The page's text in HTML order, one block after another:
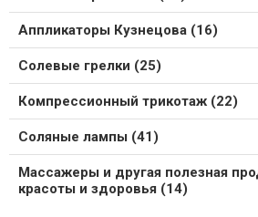
Аппликаторы Кузнецова (16)
Солевые грелки (25)
Компрессионный трикотаж (22)
Соляные лампы (41)
Массажеры и другая полезная
красоты и здоровья (14)